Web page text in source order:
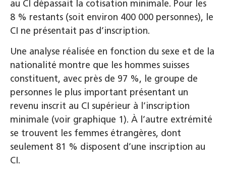
au CI dépassait la cotisation minimale. Pour les
8 % restants (soit environ 400 000 personnes), le
CI ne présentait pas d’inscription.
Une analyse réalisée en fonction du sexe et de la
nationalité montre que les hommes suisses
constituent, avec près de 97 %, le groupe de
personnes le plus important présentant un
revenu inscrit au CI supérieur à l’inscription
minimale (voir graphique 1). À l’autre extrémité
se trouvent les femmes étrangères, dont
seulement 81 % disposent d’une inscription au
CI.